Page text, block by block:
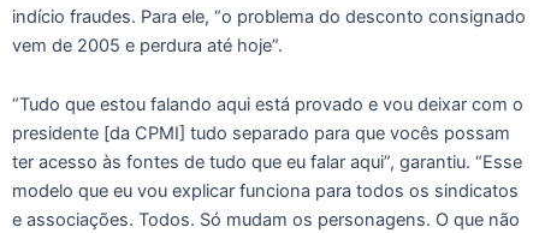
indício fraudes. Para ele, “o problema do desconto consignado
vem de 2005 e perdura até hoje”.
“Tudo que estou falando aqui está provado e vou deixar com o
presidente [da CPMI] tudo separado para que vocês possam
ter acesso às fontes de tudo que eu falar aqui”, garantiu. “Esse
modelo que eu vou explicar funciona para todos os sindicatos
e associações. Todos. Só mudam os personagens. O que não